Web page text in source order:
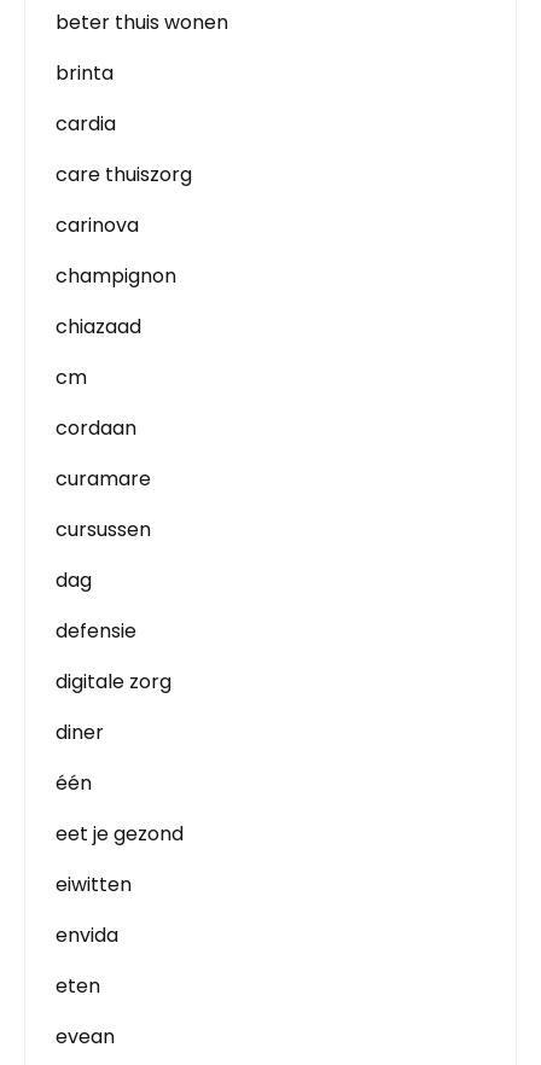
beter thuis wonen
brinta
cardia
care thuiszorg
carinova
champignon
chiazaad
cm
cordaan
curamare
cursussen
dag
defensie
digitale zorg
diner
één
eet je gezond
eiwitten
envida
eten
evean